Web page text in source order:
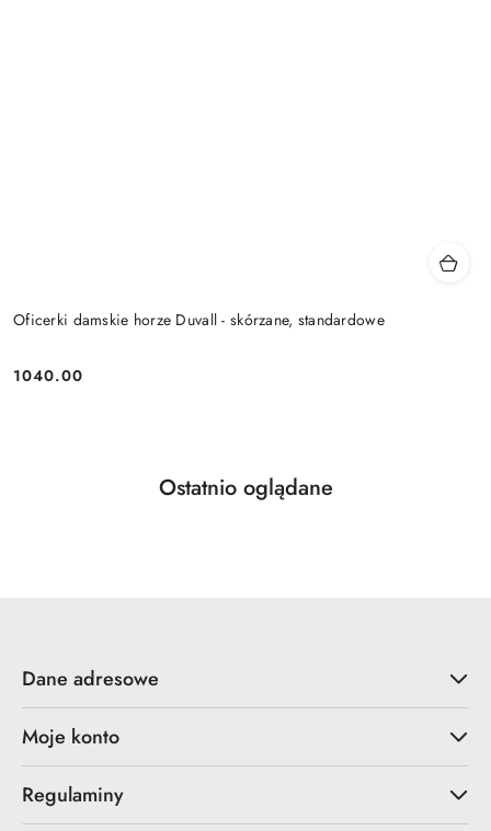
Oficerki damskie horze Duvall - skórzane, standardowe
Cena:
1040.00
Pomiń karuzelę produktów
Produkty
Ostatnio oglądane
Dane adresowe
Moje konto
Regulaminy